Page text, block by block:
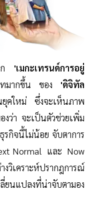
'เมกะเทรนด์การอยู่
ทมากขึ้น ของ 'ดิจิทัล
ยุคใหม่ ซึ่งจะเห็นภาพ
ว่า จะเป็นตัวช่วยเพิ่ม
รกิจนี้ไม่น้อย จับตาการ
Normal และ Now
วิเคราะห์ปรากฎการณ์
ยนแปลงที่น่าจับตามอง